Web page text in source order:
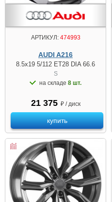
АРТИКУЛ:474993
AUDI A216
8.5x19 5/112 ET28 DIA 66.6
S
на складе 8 шт.
21 375 ₽ / диск
купить